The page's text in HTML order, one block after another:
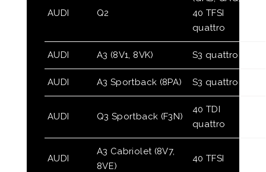
AUDI Q2
40 TFSI
quattro
AUDI A3 (8V1, 8VK) S3 quattro
AUDI A3 Sportback (8PA) S3 quattro
AUDI Q3 Sportback (F3N)
40 TDI
quattro
AUDI
A3 Cabriolet (8V7,
8VE)
40 TFSI